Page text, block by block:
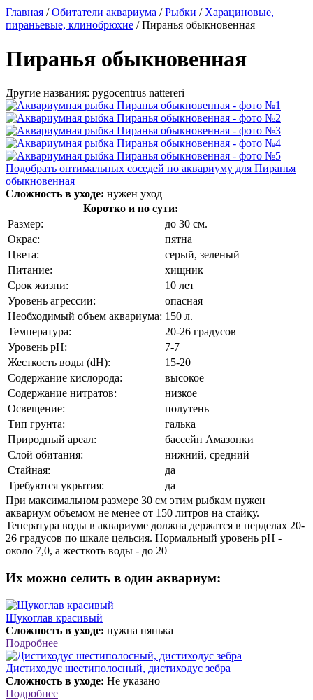
Главная /Обитатели аквариума /Рыбки / Харациновые,
пираньевые, клинобрюхие /Пиранья обыкновенная
Пиранья обыкновенная
Другие названия: pygocentrus nattereri
Подобрать оптимальных соседей по аквариуму для Пиранья
обыкновенная
Сложность в уходе: нужен уход
Коротко и по сути:
Размер:
до 30 см.
Окрас:
пятна
Цвета:
серый, зеленый
Питание:
хищник
Срок жизни:
10 лет
Уровень агрессии:
опасная
Необходимый объем аквариума: 150 л.
Температура:
20-26 градусов
Уровень pH:
7-7
Жесткость воды (dH):
15-20
Содержание кислорода:
высокое
Содержание нитратов:
низкое
Освещение:
полутень
Тип грунта:
галька
Природный ареал:
бассейн Амазонки
Слой обитания:
нижний, средний
Стайная:
да
Требуются укрытия:
да
При максимальном размере 30 см этим рыбкам нужен
аквариум объемом не менее от 150 литров на стайку.
Тепература воды в аквариуме должна держатся в перделах 20-
26 градусов по шкале цельсия. Нормальный уровень pH -
около 7,0, а жесткоть воды - до 20
Их можно селить в один аквариум:
Щукоглав красивый
Сложность в уходе: нужна нянька
Подробнее
Дистиходус шестиполосный, дистиходус зебра
Сложность в уходе: Не указано
Подробнее